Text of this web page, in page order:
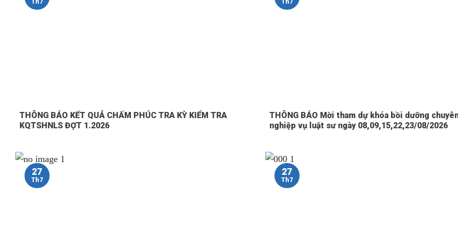
THÔNG BÁO KẾT QUẢ CHẤM PHÚC TRA KỲ KIỂM TRA
KQTSHNLS ĐỢT 1.2026
THÔNG BÁO Mời tham dự khóa bồi dưỡng
nghiệp vụ luật sư ngày 08,09,15,22,23/08/2026
27
Th7
27
Th7